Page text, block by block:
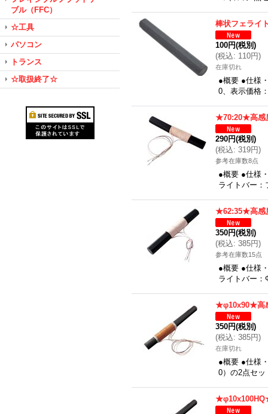
ブル（FFC）
☆工具
パソコン
トランス
☆取扱終了☆
棒状フェラ
100円(税別)
(税込: 110円)
在庫切れ
●概要 ●仕様
0、表示価格
★70:20★高感
290円(税別)
(税込: 319円)
参考在庫数8点
●概要 ●仕様
ライトバー
★62:35★高感
350円(税別)
(税込: 385円)
参考在庫数15点
●概要 ●仕様
ライトバー
★φ10x90★高
350円(税別)
(税込: 385円)
在庫切れ
●概要 ●仕様
0）の2点セ